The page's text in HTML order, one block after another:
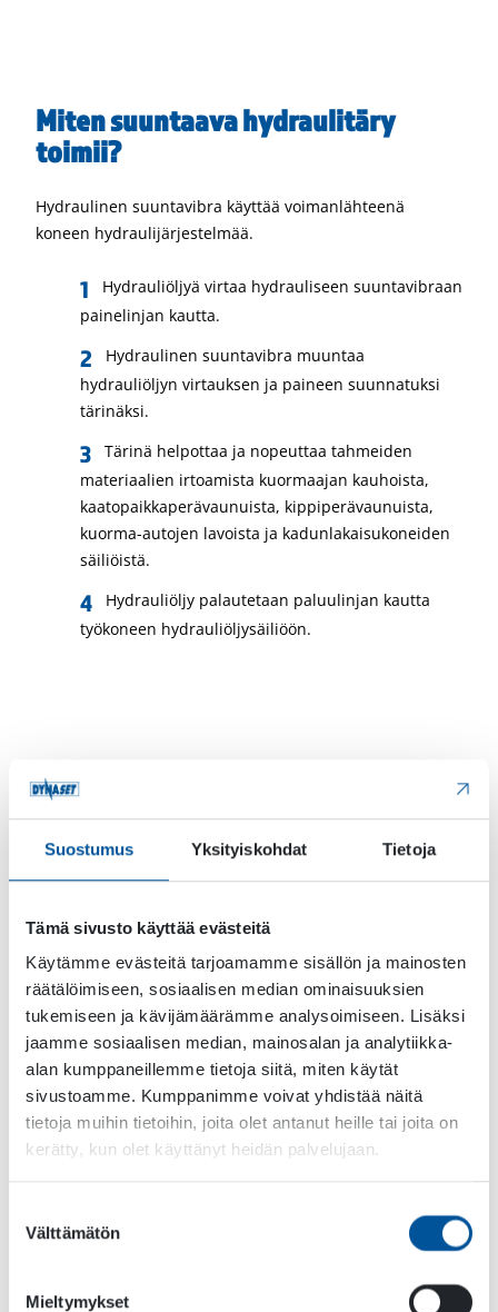
Suostumus Yksityiskohdat Tietoja
Tämä sivusto käyttää evästeitä
Käytämme evästeitä tarjoamamme sisällön ja mainosten
räätälöimiseen, sosiaalisen median ominaisuuksien
tukemiseen ja kävijämäärämme analysoimiseen. Lisäksi
jaamme sosiaalisen median, mainosalan ja analytiikka-
alan kumppaneillemme tietoja siitä, miten käytät
sivustoamme. Kumppanimme voivat yhdistää näitä
tietoja muihin tietoihin, joita olet antanut heille tai joita on
kerätty, kun olet käyttänyt heidän palvelujaan.
valinta
Välttämätön
Mieltymykset
Miten suuntaava hydraulitäry
toimii?
Hydraulinen suuntavibra käyttää voimanlähteenä
koneen hydraulijärjestelmää.
Hydrauliöljyä virtaa hydrauliseen suuntavibraan
painelinjan kautta.
Hydraulinen suuntavibra muuntaa
hydrauliöljyn virtauksen ja paineen suunnatuksi
tärinäksi.
Tärinä helpottaa ja nopeuttaa tahmeiden
materiaalien irtoamista kuormaajan kauhoista,
kaatopaikkaperävaunuista, kippiperävaunuista,
kuorma-autojen lavoista ja kadunlakaisukoneiden
säiliöistä.
Hydrauliöljy palautetaan paluulinjan kautta
työkoneen hydrauliöljysäiliöön.
Soveltuvat työkoneet
Harjalaitteet ja kadunlakaisukoneet
Kuorma-autot, betoniautot & nosturiautot
Kuormaajat
Pienkuormaajat
Toimialat
Kiinteistöhuolto